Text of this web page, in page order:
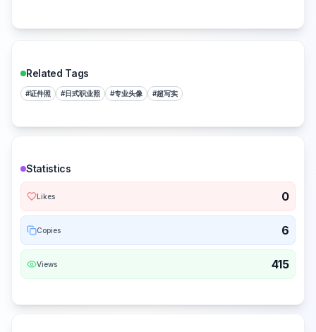
Related Tags
#证件照 #日式职业照 #专业头像 #超写实
Statistics
Likes 0
Copies 6
Views 415